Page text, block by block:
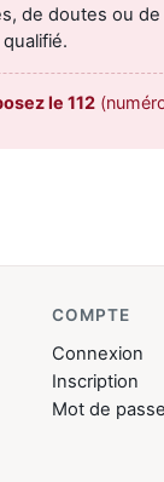
de doutes ou
le 112
COMPTE
Connexion
Inscription
Mot de